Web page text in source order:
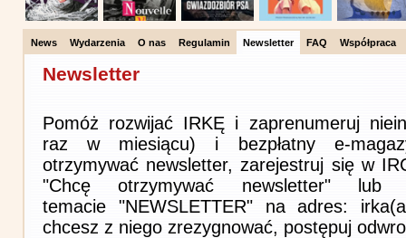
News Wydarzenia O nas Regulamin Newsletter FAQ Współpraca
Newsletter
Pomóż rozwijać IRKĘ i zaprenumeruj
raz w miesiącu) i bezpłatny e-
otrzymywać newsletter, zarejestruj się w
"Chcę otrzymywać newsletter"
temacie "NEWSLETTER" na adres:
chcesz z niego zrezygnować, postępuj